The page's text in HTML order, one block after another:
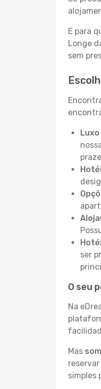
E para
Longe
sem
ser
O seu
Na
Mas
simples